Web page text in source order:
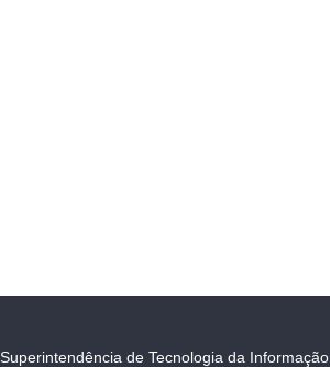
Superintendência de Tecnologia da Informação